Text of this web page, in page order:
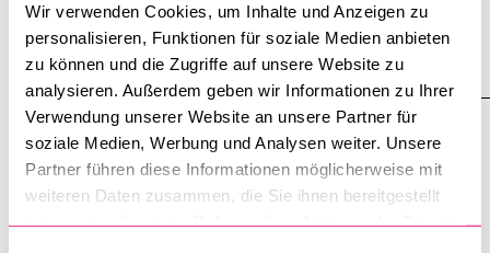
Wir verwenden Cookies, um Inhalte und Anzeigen zu
personalisieren, Funktionen für soziale Medien anbieten
zu können und die Zugriffe auf unsere Website zu
analysieren. Außerdem geben wir Informationen zu Ihrer
Verwendung unserer Website an unsere Partner für
soziale Medien, Werbung und Analysen weiter. Unsere
Partner führen diese Informationen möglicherweise mit
weiteren Daten zusammen, die Sie ihnen bereitgestellt
Gesamttitel «ALevel Playing Field? Unpacking Electoral
Discrimination
www.unilu.ch/news/studie-zur-diskriminierung-bei-schweiz
er-wahlen-6035/
NEWSMELDUNG
Crowdsourcing: Vorsicht bei Community-
Bewertungen